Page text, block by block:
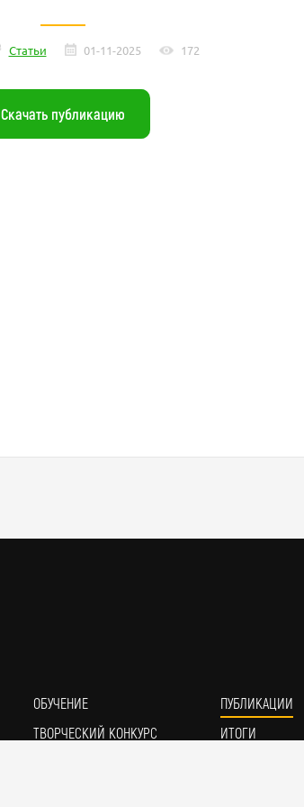
Статьи 01-11-2025 172
Скачать публикацию
ОБУЧЕНИЕ ПУБЛИКАЦИИ
ТВОРЧЕСКИЙ КОНКУРС ИТОГИ